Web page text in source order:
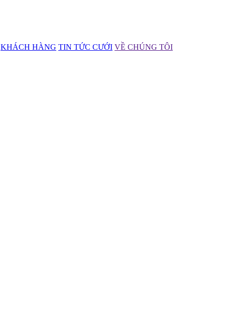
KHÁCH HÀNG TIN TỨC CƯỚI VỀ CHÚNG TÔI